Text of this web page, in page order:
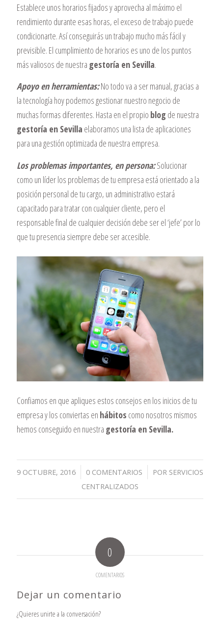
Establece unos horarios fijados y aprovecha al máximo el
rendimiento durante esas horas, el exceso de trabajo puede
condicionarte. Así conseguirás un trabajo mucho más fácil y
previsible. El cumplimiento de horarios es uno de los puntos
más valiosos de nuestra gestoría en Sevilla.
Apoyo en herramientas:No todo va a ser manual, gracias a
la tecnología hoy podemos gestionar nuestro negocio de
muchas formas diferentes. Hasta en el propio blog de nuestra
gestoría en Sevilla elaboramos una lista de aplicaciones
para una gestión optimizada de nuestra empresa.
Los problemas importantes, en persona:Solucionar
como un líder los problemas de tu empresa está orientado a la
posición personal de tu cargo, un administrativo estará
capacitado para tratar con cualquier cliente, pero el
responsable final de cualquier decisión debe ser el ‘jefe’ por lo
que tu presencia siempre debe ser accesible.
Confiamos en que apliques estos consejos en los inicios de tu
empresa y los conviertas en hábitos como nosotros mismos
hemos conseguido en nuestra gestoría en Sevilla.
9 OCTUBRE, 2016
/ 0 COMENTARIOS
/ POR SERVICIOS
CENTRALIZADOS
0
COMENTARIOS
Dejar un comentario
¿Quieres unirte a la conversación?